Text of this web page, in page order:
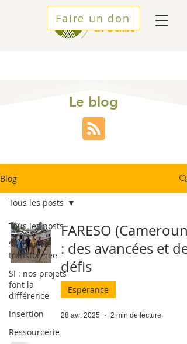
Faire un don
Le blog
Blog
Tous les posts
SI : une vie
transformée
SI : nos projets
font la
différence
Insertion
Ressourcerie
Tous les posts
FARESO (Cameroun)
: des avancées et des
défis
Espérance
28 avr. 2025 2 min de lecture